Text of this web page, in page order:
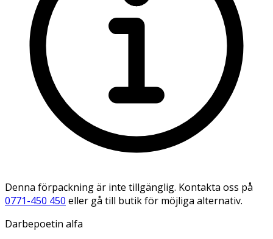
Denna förpackning är inte tillgänglig. Kontakta oss på
0771-450 450 eller gå till butik för möjliga alternativ.
Darbepoetin alfa